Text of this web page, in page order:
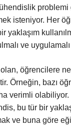
isteniyor. Her
yaklaşım
ve
öğrencilere
Örneğin, bazı
verimli olabiliyor.
bu tür bir
ve buna göre